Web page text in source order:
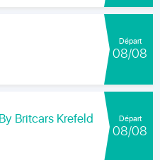
Départ
08/08
Britcars Krefeld Départ
08/08